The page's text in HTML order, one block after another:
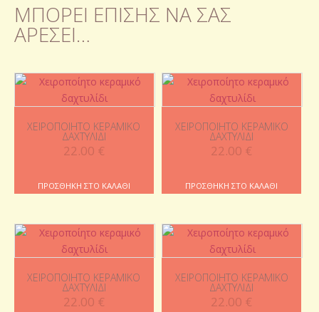
ΜΠΟΡΕΊ ΕΠΊΣΗΣ ΝΑ ΣΑΣ
ΑΡΈΣΕΙ…
ΧΕΙΡΟΠΟΊΗΤΟ ΚΕΡΑΜΙΚΌ
ΔΑΧΤΥΛΊΔΙ
22.00 €
ΠΡΟΣΘΉΚΗ ΣΤΟ ΚΑΛΆΘΙ
ΧΕΙΡΟΠΟΊΗΤΟ ΚΕΡΑΜΙΚΌ
ΔΑΧΤΥΛΊΔΙ
22.00 €
ΠΡΟΣΘΉΚΗ ΣΤΟ ΚΑΛΆΘΙ
ΧΕΙΡΟΠΟΊΗΤΟ ΚΕΡΑΜΙΚΌ
ΔΑΧΤΥΛΊΔΙ
22.00 €
ΧΕΙΡΟΠΟΊΗΤΟ ΚΕΡΑΜΙΚΌ
ΔΑΧΤΥΛΊΔΙ
22.00 €